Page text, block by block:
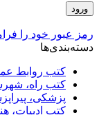
ورود
رمز عبور خود را
دسته‌بندی‌ها
کتب روابط
کتب راه،
پزشکی،
کتب ادبیات،